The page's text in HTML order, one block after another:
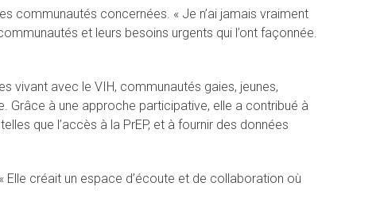
communautés concernées. « Je n’ai jamais vraiment
et leurs besoins urgents qui l’ont façonnée.
vivant avec le VIH, communautés gaies, jeunes,
Grâce à une approche participative, elle a contribué à
que l’accès à la PrEP, et à fournir des données
créait un espace d’écoute et de collaboration où